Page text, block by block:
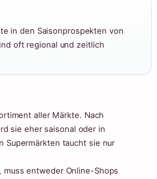
in den Saisonprospekten von
oft regional und zeitlich
aller Märkte. Nach
sie eher saisonal oder in
Supermärkten taucht sie nur
muss entweder Online-Shops